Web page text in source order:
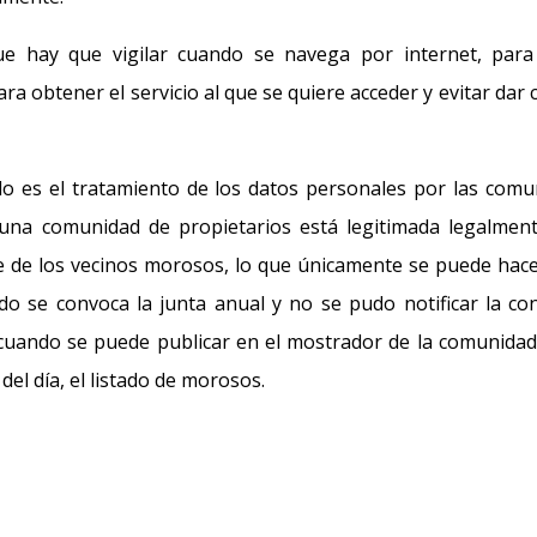
hay que vigilar cuando se navega por internet,
obtener el servicio al que se quiere acceder y evitar
es el tratamiento de los datos personales por las
comunidad de propietarios está legitimada
los vecinos morosos, lo que únicamente se puede
se convoca la junta anual y no se pudo notificar la
se puede publicar en el mostrador de la
día, el listado de morosos.